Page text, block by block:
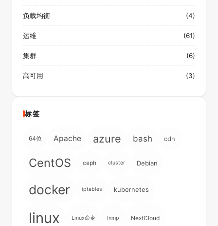
负载均衡 (4)
运维 (61)
集群 (6)
高可用 (3)
标签
64位 Apache azure bash cdn
CentOS ceph cluster Debian
docker iptables kubernetes
linux Linux命令 lnmp NextCloud